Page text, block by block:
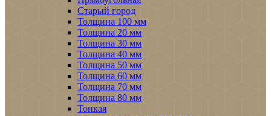
Старый город
Толщина 100 мм
Толщина 20 мм
Толщина 30 мм
Толщина 40 мм
Толщина 50 мм
Толщина 60 мм
Толщина 70 мм
Толщина 80 мм
Тонкая